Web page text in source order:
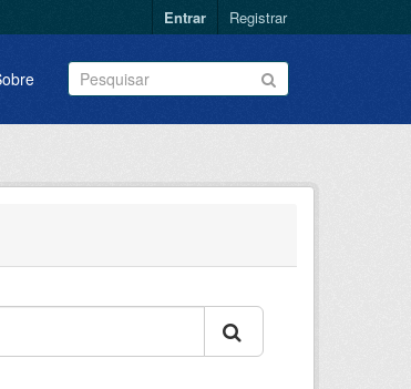
Entrar Registrar